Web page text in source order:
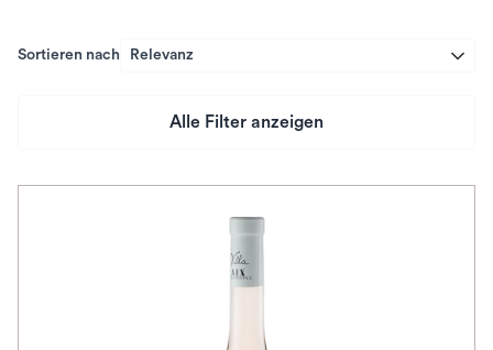
Sortieren nach Relevanz
Alle Filter anzeigen